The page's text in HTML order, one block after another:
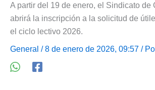
A partir del 19 de enero, el Sindicato de
abrirá la inscripción a la solicitud de
el ciclo lectivo 2026.
General / 8 de enero de 2026, 09:57 /